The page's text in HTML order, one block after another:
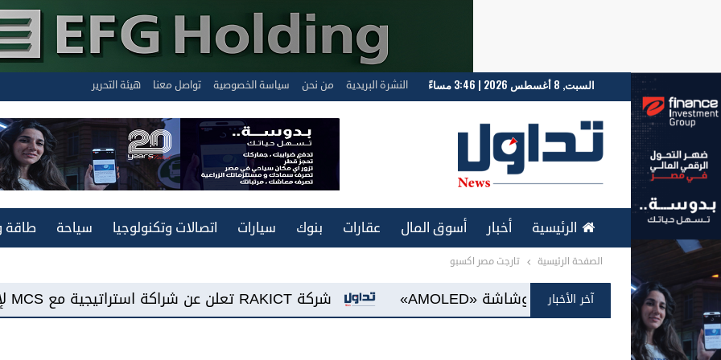
السبت, 8 أغسطس 2026 | 3:46 مساءً النشرة البريدية من نحن سياسة الخصوصية تواصل معنا هيئة التحرير
الرئيسية أخبار أسوق المال عقارات بنوك سيارات اتصالات وتكنولوجيا سياحة طاقة
ENGLISH
الصفحة الرئيسية تارجت مصر اكسبو
آخر الأخبار شركة RAKICT تعلن عن شراكة استراتيجية مع MCS لإطلاق محفظة التدريب الرسمية لكاسبرسكي